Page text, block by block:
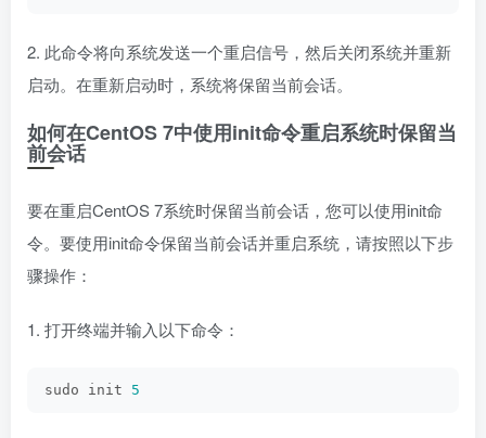
2. 此命令将向系统发送一个重启信号，然后关闭系统并重新
启动。在重新启动时，系统将保留当前会话。
如何在CentOS 7中使用init命令重启系统时保留当
前会话
要在重启CentOS 7系统时保留当前会话，您可以使用init命
令。要使用init命令保留当前会话并重启系统，请按照以下步
骤操作：
1. 打开终端并输入以下命令：
sudo init 5